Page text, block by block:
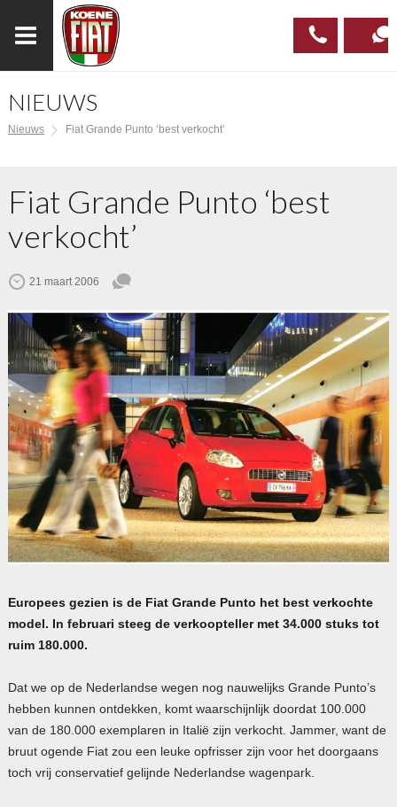
NIEUWS
Nieuws Fiat Grande Punto ‘best verkocht’
Fiat Grande Punto ‘best
verkocht’
21 maart 2006
Europees gezien is de Fiat Grande Punto het best verkochte
model. In februari steeg de verkoopteller met 34.000 stuks tot
ruim 180.000.
Dat we op de Nederlandse wegen nog nauwelijks Grande Punto’s
hebben kunnen ontdekken, komt waarschijnlijk doordat 100.000
van de 180.000 exemplaren in Italië zijn verkocht. Jammer, want de
bruut ogende Fiat zou een leuke opfrisser zijn voor het doorgaans
toch vrij conservatief gelijnde Nederlandse wagenpark.